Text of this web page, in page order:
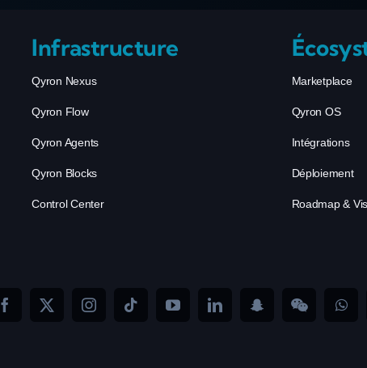
Infrastructure
Qyron Nexus
Qyron Flow
Qyron Agents
Qyron Blocks
Control Center
Marketplace
Qyron OS
Intégrations
Déploiement
Roadmap &